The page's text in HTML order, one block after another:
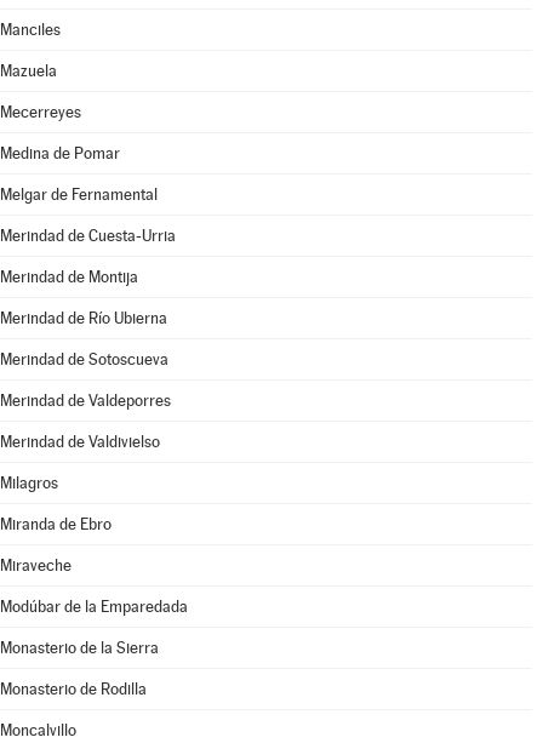
Manciles
Mazuela
Mecerreyes
Medina de Pomar
Melgar de Fernamental
Merindad de Cuesta-Urria
Merindad de Montija
Merindad de Río Ubierna
Merindad de Sotoscueva
Merindad de Valdeporres
Merindad de Valdivielso
Milagros
Miranda de Ebro
Miraveche
Modúbar de la Emparedada
Monasterio de la Sierra
Monasterio de Rodilla
Moncalvillo